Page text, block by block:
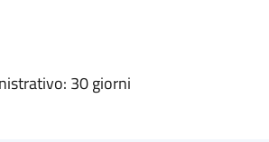
30 giorni